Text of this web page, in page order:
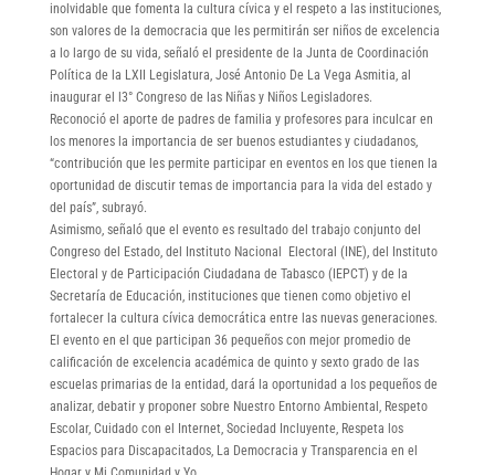
inolvidable que fomenta la cultura cívica y el respeto a las instituciones,
son valores de la democracia que les permitirán ser niños de excelencia
a lo largo de su vida, señaló el presidente de la Junta de Coordinación
Política de la LXII Legislatura, José Antonio De La Vega Asmitia, al
inaugurar el l3° Congreso de las Niñas y Niños Legisladores.
Reconoció el aporte de padres de familia y profesores para inculcar en
los menores la importancia de ser buenos estudiantes y ciudadanos,
“contribución que les permite participar en eventos en los que tienen la
oportunidad de discutir temas de importancia para la vida del estado y
del país”, subrayó.
Asimismo, señaló que el evento es resultado del trabajo conjunto del
Congreso del Estado, del Instituto Nacional Electoral (INE), del Instituto
Electoral y de Participación Ciudadana de Tabasco (IEPCT) y de la
Secretaría de Educación, instituciones que tienen como objetivo el
fortalecer la cultura cívica democrática entre las nuevas generaciones.
El evento en el que participan 36 pequeños con mejor promedio de
calificación de excelencia académica de quinto y sexto grado de las
escuelas primarias de la entidad, dará la oportunidad a los pequeños de
analizar, debatir y proponer sobre Nuestro Entorno Ambiental, Respeto
Escolar, Cuidado con el Internet, Sociedad Incluyente, Respeta los
Espacios para Discapacitados, La Democracia y Transparencia en el